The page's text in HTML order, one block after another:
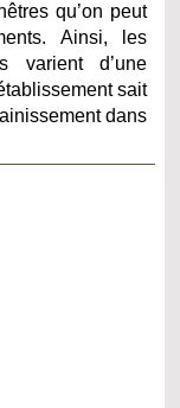
qu’on peut
Ainsi, les
varient d’une
sait
dans